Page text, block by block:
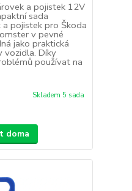
a pojistek 12V
sada
pojistek pro Škoda
v pevné
jako praktická
vozidla. Díky
používat na
Skladem 5 sada
doma